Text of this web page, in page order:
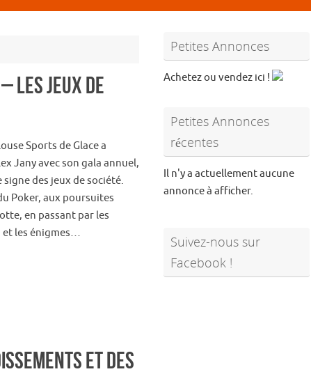
Les jeux de
Sports de Glace a
Jany avec son gala annuel,
des jeux de société.
Poker, aux poursuites
en passant par les
et les énigmes…
et des
Petites Annonces
Achetez ou vendez ici !
Petites Annonces
récentes
Il n'y a actuellement aucune
annonce à afficher.
Suivez-nous sur
Facebook !